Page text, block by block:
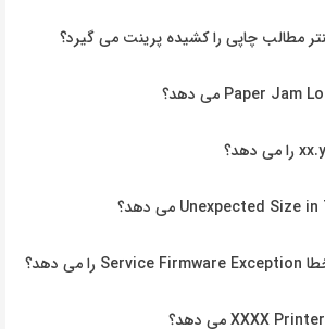
مطالب چاپی را کشیده پرینت میگیرد؟
Paper Jam می دهد؟
رامی دهد؟
Unexpected Size in می دهد؟
Service Firmware Exception رامی دهد؟
XXXXمی دهد؟